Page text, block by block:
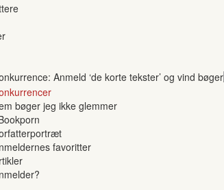
Anmeld ‘de korte tekster’ og vind bøger
bøger jeg ikke glemmer
favoritter